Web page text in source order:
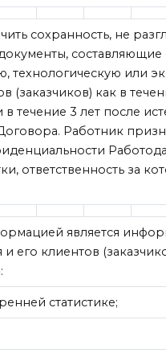
сохранность, не
технологическую или
(заказчиков) как в
течение 3 лет после
Работник
ответственность за
является
его клиентов
статистике;